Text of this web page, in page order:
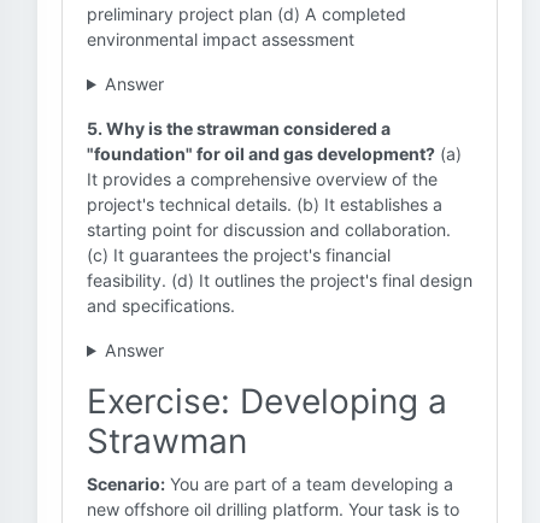
preliminary project plan (d) A completed
environmental impact assessment
Answer
5. Why is the strawman considered a
"foundation" for oil and gas development? (a)
It provides a comprehensive overview of the
project's technical details. (b) It establishes a
starting point for discussion and collaboration.
(c) It guarantees the project's financial
feasibility. (d) It outlines the project's final design
and specifications.
Answer
Exercise: Developing a
Strawman
Scenario: You are part of a team developing a
new offshore oil drilling platform. Your task is to